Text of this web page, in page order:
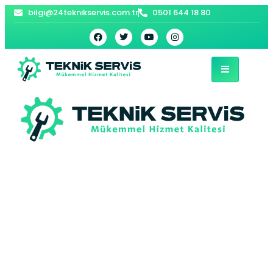
bilgi@24teknikservis.com.tr 0501 644 18 80